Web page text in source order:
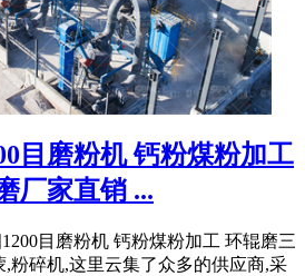
目磨粉机 钙粉煤粉加工
厂家直销 ...
目磨粉机 钙粉煤粉加工 环辊磨三
,粉碎机,这里云集了众多的供应商,采